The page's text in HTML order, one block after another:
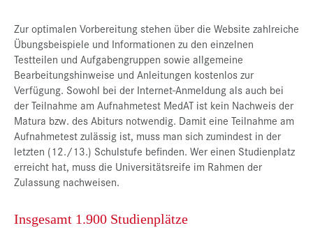
Zur optimalen Vorbereitung stehen über die Website zahlreiche
Übungsbeispiele und Informationen zu den einzelnen
Testteilen und Aufgabengruppen sowie allgemeine
Bearbeitungshinweise und Anleitungen kostenlos zur
Verfügung. Sowohl bei der Internet-Anmeldung als auch bei
der Teilnahme am Aufnahmetest MedAT ist kein Nachweis der
Matura bzw. des Abiturs notwendig. Damit eine Teilnahme am
Aufnahmetest zulässig ist, muss man sich zumindest in der
letzten (12./13.) Schulstufe befinden. Wer einen Studienplatz
erreicht hat, muss die Universitätsreife im Rahmen der
Zulassung nachweisen.
Insgesamt 1.900 Studienplätze